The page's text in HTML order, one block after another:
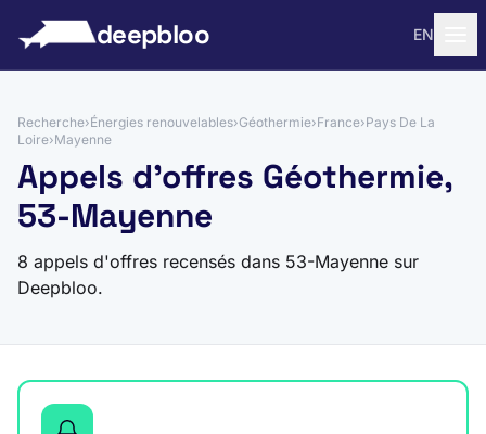
deepbloo EN
Recherche›Énergies renouvelables›Géothermie›France›Pays De La
Loire›Mayenne
Appels d'offres Géothermie,
53-Mayenne
8 appels d'offres recensés dans 53-Mayenne sur
Deepbloo.